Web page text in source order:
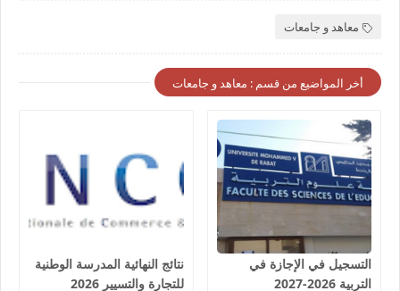
معاهد و جامعات
أخر المواضيع من قسم : معاهد و جامعات
التسجيل في الإجازة في
التربية 2026-2027
نتائج النهائية المدرسة الوطنية
للتجارة والتسيير 2026